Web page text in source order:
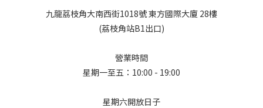
九龍荔枝角大南西街1018號 東方國際大廈 28樓
(荔枝角站B1出口)
營業時間
星期一至五：10:00 - 19:00
星期六開放日子